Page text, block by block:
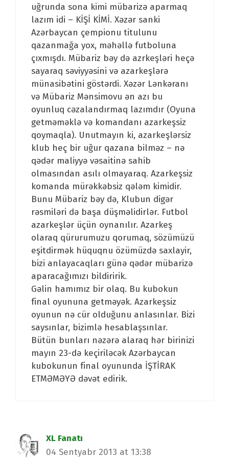
uğrunda sona kimi mübarizə aparmaq
lazım idi – KİŞİ KİMİ. Xəzər sanki
Azərbaycan çempionu titulunu
qazanmağa yox, məhəllə futboluna
çıxmışdı. Mübariz bəy də azrkeşləri heçə
sayaraq səviyyəsini və azarkeşlərə
münasibətini göstərdi. Xəzər Lənkəranı
və Mübariz Mənsimovu ən azı bu
oyunluq cəzalandırmaq lazımdır (Oyuna
getməməklə və komandanı azarkeşsiz
qoymaqla). Unutmayın ki, azarkeşlərsiz
klub heç bir uğur qazana bilməz – nə
qədər maliyyə vəsaitinə sahib
olmasından asılı olmayaraq. Azarkeşsiz
komanda mürəkkəbsiz qələm kimidir.
Bunu Mübariz bəy də, Klubun digər
rəsmiləri də başa düşməlidirlər. Futbol
azarkeşlər üçün oynanılır. Azarkeş
olaraq qürurumuzu qorumaq, sözümüzü
eşitdirmək hüquqnu özümüzdə saxlayir,
bizi anlayacaqları günə qədər mübarizə
aparacağımızı bildiririk.
Gəlin hamımız bir olaq. Bu kubokun
final oyununa getməyək. Azarkeşsiz
oyunun nə cür olduğunu anlasınlar. Bizi
saysınlar, bizimlə hesablaşsınlar.
Bütün bunları nəzərə alaraq hər birinizi
mayın 23-də keçiriləcək Azərbaycan
kubokunun final oyununda İŞTİRAK
ETMƏMƏYƏ dəvət edirik.
XL Fanatı
04 Sentyabr 2013 at 13:38